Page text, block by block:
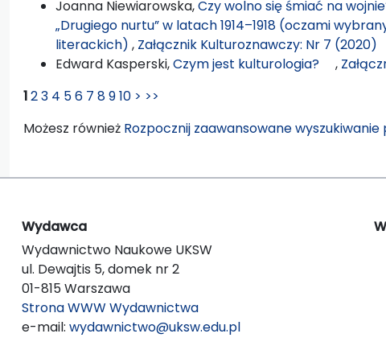
Joanna Niewiarowska,Czy wolno się śmiać na
„Drugiego nurtu” w latach 1914–1918 (oczami
literackich) , Załącznik Kulturoznawczy: Nr 7 (2020)
Edward Kasperski,Czym jest kulturologia? ,
123 4 56 7 8910 > >>
Możesz również Rozpocznij zaawansowane
Wydawca
Wydawnictwo Naukowe UKSW
ul. Dewajtis 5, domek nr 2
01-815 Warszawa
Strona WWW Wydawnictwa
e-mail: wydawnictwo@uksw.edu.pl